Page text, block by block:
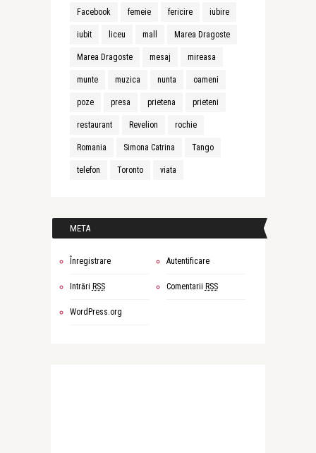
Facebook femeie fericire iubire
iubit liceu mall Marea Dragoste
Marea Dragoste mesaj mireasa
munte muzica nunta oameni
poze presa prietena prieteni
restaurant Revelion rochie
Romania Simona Catrina Tango
telefon Toronto viata
META
Înregistrare Autentificare
Intrări RSS Comentarii RSS
WordPress.org